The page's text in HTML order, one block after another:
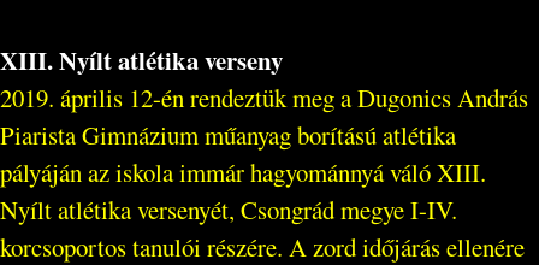
XIII. Nyílt atlétika verseny
2019. április 12-én rendeztük meg a Dugonics András
Piarista Gimnázium műanyag borítású atlétika
pályáján az iskola immár hagyománnyá váló XIII.
Nyílt atlétika versenyét, Csongrád megye I-IV.
korcsoportos tanulói részére. A zord időjárás ellenére